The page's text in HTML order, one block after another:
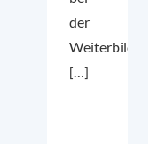
der
Weiterbildung
[…]